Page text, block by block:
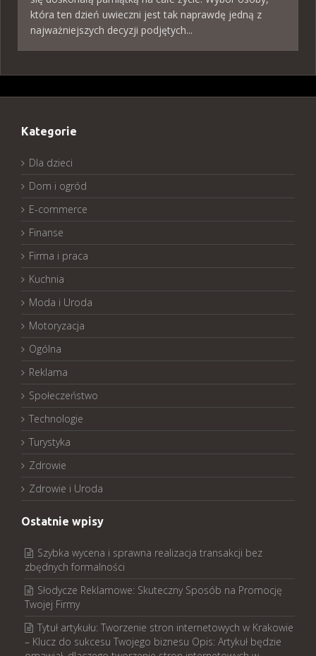
która ten dzień uwieczni jest tak naprawdę jedną z
najważniejszych decyzji podjętych...
Kategorie
Dla dzieci
Dom i ogród
E-commerce
Finanse
Firma i praca
Kuchnia
Moda i Uroda
Motoryzacja
Ogólna
Reklama
Społeczeństwo
Technologie
Turystyka
Zdrowie
Zdrowie i Uroda
Ostatnie wpisy
Szybka wycena i sprawna realizacja transakcji bez
zbędnych formalności
Słodycze Reklamowe: Skuteczny Sposób na Promocję
Twojej Firmy
Tytuł artykułu: Tworzenie stron internetowych w Krakowie
– Klucz do sukcesu Twojego biznesu Opis: Artykuł będzie